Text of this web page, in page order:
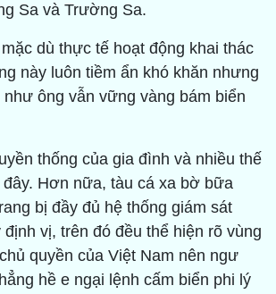
Sa và Trường Sa.
dù thực tế hoạt động khai thác
này luôn tiềm ẩn khó khăn nhưng
ông vẫn vững vàng bám biển
thống của gia đình và nhiều thế
Hơn nữa, tàu cá xa bờ bữa
bị đầy đủ hệ thống giám sát
định vị, trên đó đều thể hiện rõ vùng
quyền của Việt Nam nên ngư
hề e ngại lệnh cấm biển phi lý